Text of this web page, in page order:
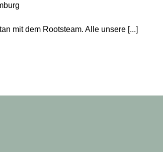
mit dem Rootsteam. Alle unsere [...]